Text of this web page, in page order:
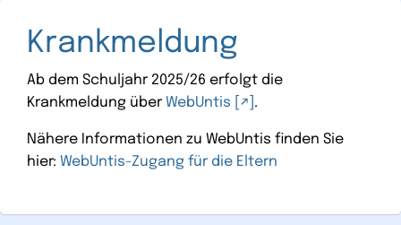
Krankmeldung
Ab dem Schuljahr 2025/26 erfolgt die
Krankmeldung über WebUntis .
Nähere Informationen zu WebUntis finden Sie
hier: WebUntis-Zugang für die Eltern